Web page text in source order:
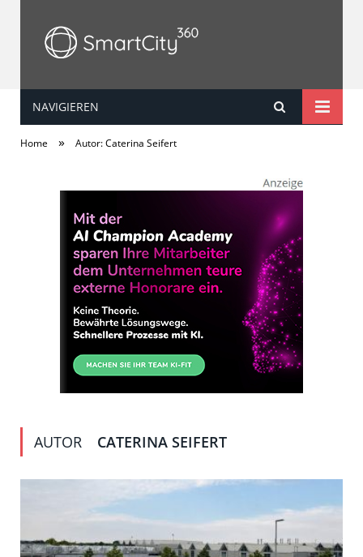
SmartCity360
NAVIGIEREN
Home » Autor: Caterina Seifert
AUTOR CATERINA SEIFERT